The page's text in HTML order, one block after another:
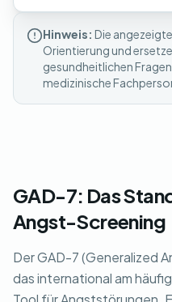
Hinweis: Die
Orientierung und
gesundheitlichen
medizinische
GAD-7: Das
Angst-Screening
Der GAD-7 (Generalized
das international am